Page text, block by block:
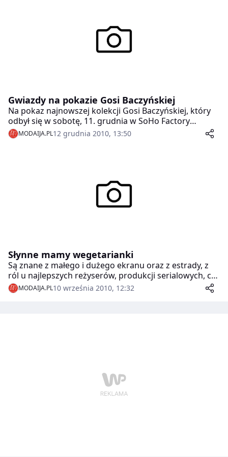
Gwiazdy na pokazie Gosi Baczyńskiej
Na pokaz najnowszej kolekcji Gosi Baczyńskiej, który
odbył się w sobotę, 11. grudnia w SoHo Factory
przybyli m.in.: Aneta Kręglicka, Magdalena Schejbal,
Magda Gessler, Joanna Orleańska, Natasza Urbańska i
Rafał Bryndal, Maciej Zień i Tomasz Ossoliński.Przed
Wami galeria zza kulis i kuluarów pokazu mody (tutaj
więcej o pokazie oraz fotorelacja z wybiegu)
MODAIJA.PL12 grudnia 2010, 13:50
Słynne mamy wegetarianki
Są znane z małego i dużego ekranu oraz z estrady, z
ról u najlepszych reżyserów, produkcji serialowych, czy
ze swych wspaniałych płyt. Są sławne również z innego
powodu: wybrały wegetarianizm i wytrwały w tej
MODAIJA.PL10 września 2010, 12:32